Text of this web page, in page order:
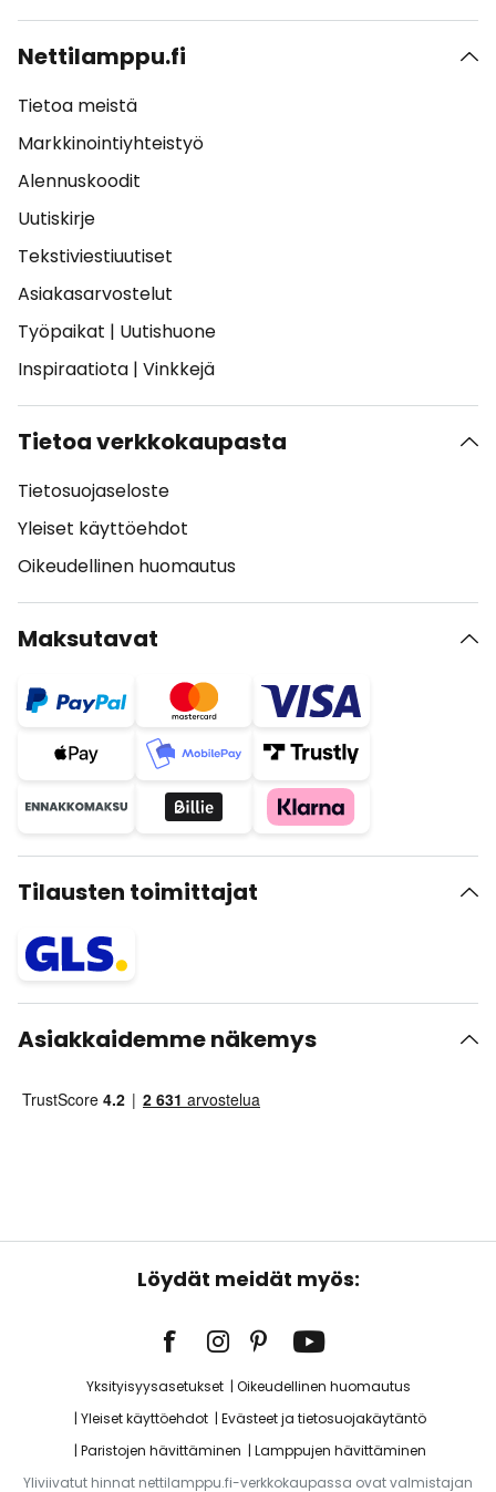
Nettilamppu.fi
Tietoa meistä
Markkinointiyhteistyö
Alennuskoodit
Uutiskirje
Tekstiviestiuutiset
Asiakasarvostelut
Työpaikat | Uutishuone
Inspiraatiota | Vinkkejä
Tietoa verkkokaupasta
Tietosuojaseloste
Yleiset käyttöehdot
Oikeudellinen huomautus
Maksutavat
Tilausten toimittajat
Asiakkaidemme näkemys
Löydät meidät myös:
Yksityisyysasetukset
Oikeudellinen huomautus
Yleiset käyttöehdot
Evästeet ja tietosuojakäytäntö
Paristojen hävittäminen
Lamppujen hävittäminen
Yliviivatut hinnat nettilamppu.fi-verkkokaupassa ovat valmistajan